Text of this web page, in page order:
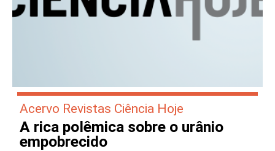
Acervo Revistas Ciência Hoje
A rica polêmica sobre o urânio
empobrecido